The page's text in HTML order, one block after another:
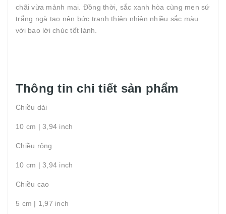
chãi vừa mảnh mai. Đồng thời, sắc xanh hòa cùng men sứ
trắng ngà tạo nên bức tranh thiên nhiên nhiều sắc màu
với bao lời chúc tốt lành.
Thông tin chi tiết sản phẩm
Chiều dài
10 cm | 3,94 inch
Chiều rộng
10 cm | 3,94 inch
Chiều cao
5 cm | 1,97 inch